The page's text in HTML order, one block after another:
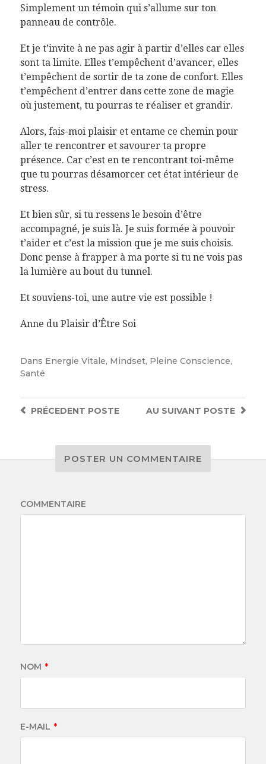
Simplement un témoin qui s’allume sur ton
panneau de contrôle.
Et je t’invite à ne pas agir à partir d’elles car elles
sont ta limite. Elles t’empêchent d’avancer, elles
t’empêchent de sortir de ta zone de confort. Elles
t’empêchent d’entrer dans cette zone de magie
où justement, tu pourras te réaliser et grandir.
Alors, fais-moi plaisir et entame ce chemin pour
aller te rencontrer et savourer ta propre
présence. Car c’est en te rencontrant toi-même
que tu pourras désamorcer cet état intérieur de
stress.
Et bien sûr, si tu ressens le besoin d’être
accompagné, je suis là. Je suis formée à pouvoir
t’aider et c’est la mission que je me suis choisis.
Donc pense à frapper à ma porte si tu ne vois pas
la lumière au bout du tunnel.
Et souviens-toi, une autre vie est possible !
Anne du Plaisir d’Être Soi
Dans Energie Vitale, Mindset, Pleine Conscience,
Santé
AU SUIVANT POSTE
PRÉCEDENT POSTE
POSTER UN COMMENTAIRE
COMMENTAIRE
NOM *
E-MAIL *